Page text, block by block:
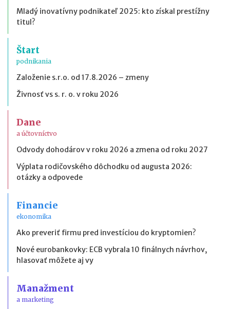
Mladý inovatívny podnikateľ 2025: kto získal prestížny
titul?
Štart
podnikania
Založenie s.r.o. od 17.8.2026 – zmeny
Živnosť vs s. r. o. v roku 2026
Dane
a účtovníctvo
Odvody dohodárov v roku 2026 a zmena od roku 2027
Výplata rodičovského dôchodku od augusta 2026:
otázky a odpovede
Financie
ekonomika
Ako preveriť firmu pred investíciou do kryptomien?
Nové eurobankovky: ECB vybrala 10 finálnych návrhov,
hlasovať môžete aj vy
Manažment
a marketing